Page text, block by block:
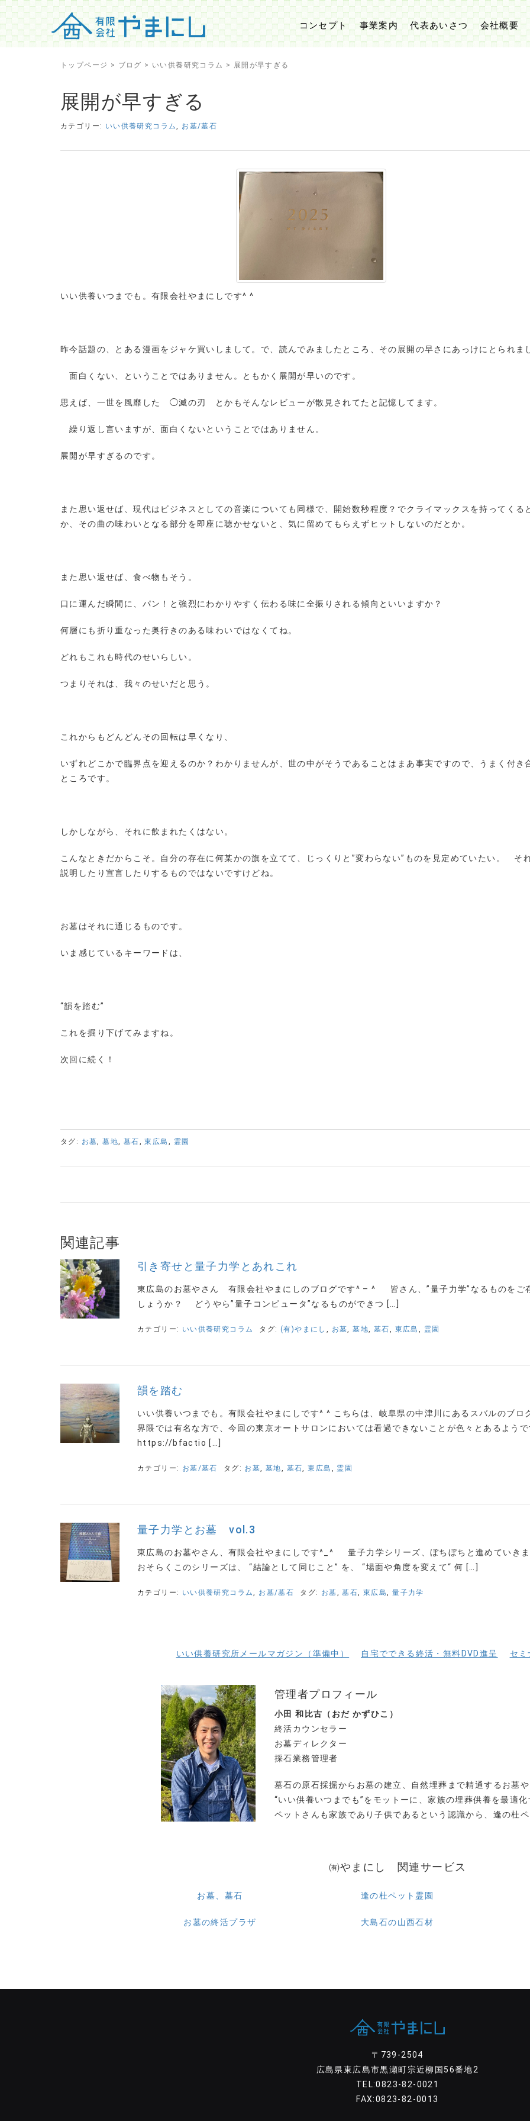
コンセプト 事業案内 代表あいさつ 会社概要
トップページ > ブログ > いい供養研究コラム > 展開が早すぎる
展開が早すぎる
カテゴリー: いい供養研究コラム, お墓/墓石
いい供養いつまでも。有限会社やまにしです^ ^
昨今話題の、とある漫画をジャケ買いしまして。で、読んでみましたところ、その展開の早さにあっけにとられま
面白くない、ということではありません。ともかく展開が早いのです。
思えば、一世を風靡した ◯滅の刃 とかもそんなレビューが散見されてたと記憶してます。
繰り返し言いますが、面白くないということではありません。
展開が早すぎるのです。
また思い返せば、現代はビジネスとしての音楽についても同様で、開始数秒程度？でクライマックスを持ってくる
か、その曲の味わいとなる部分を即座に聴かせないと、気に留めてもらえずヒットしないのだとか。
また思い返せば、食べ物もそう。
口に運んだ瞬間に、パン！と強烈にわかりやすく伝わる味に全振りされる傾向といいますか？
何層にも折り重なった奥行きのある味わいではなくてね。
どれもこれも時代のせいらしい。
つまりそれは、我々のせいだと思う。
これからもどんどんその回転は早くなり、
いずれどこかで臨界点を迎えるのか？わかりませんが、世の中がそうであることはまあ事実ですので、うまく付き
ところです。
しかしながら、それに飲まれたくはない。
こんなときだからこそ。自分の存在に何某かの旗を立てて、じっくりと”変わらない”ものを見定めていたい。 そ
説明したり宣言したりするものではないですけどね。
お墓はそれに通じるものです。
いま感じているキーワードは、
“韻を踏む”
これを掘り下げてみますね。
次回に続く！
タグ: お墓,墓地, 墓石,東広島 , 霊園
関連記事
引き寄せと量子力学とあれこれ
東広島のお墓やさん 有限会社やまにしのブログです^ – ^ 皆さん、”量子力学”なるものをご
しょうか？ どうやら”量子コンピュータ”なるものができつ […]
カテゴリー: いい供養研究コラム タグ: (有)やまにし お墓 ,墓地 墓石 東広島 霊園
韻を踏む
いい供養いつまでも。有限会社やまにしです^ ^ こちらは、岐阜県の中津川にあるスバルのブロ
界隈では有名な方で、今回の東京オートサロンにおいては看過できないことが色々とあるよう
https://bfactio […]
カテゴリー: お墓/墓石 タグ: お墓 ,墓地 墓石 ,東広島 霊園
量子力学とお墓 vol.3
東広島のお墓やさん、有限会社やまにしです^_^ 量子力学シリーズ、ぼちぼちと進めてい
おそらくこのシリーズは、 “結論として同じこと” を、 “場面や角度を変えて“ 何 […]
カテゴリー: いい供養研究コラム お墓/墓石 タグ: お墓 ,墓石 ,東広島 ,量子力学
いい供養研究所メールマガジン（準備中） 自宅でできる終活・無料DVD進呈 セ
管理者プロフィール
小田 和比古（おだ かずひこ）
終活カウンセラー
お墓ディレクター
採石業務管理者
墓石の原石採掘からお墓の建立、自然埋葬まで精通するお墓
“いい供養いつまでも”をモットーに、家族の埋葬供養を最適
ペットさんも家族であり子供であるという認識から、逢の杜
㈲やまにし 関連サービス
お墓、墓石 逢の杜ペット霊園
お墓の終活プラザ 大島石の山西石材
〒739-2504
広島県東広島市黒瀬町宗近柳国56番地2
TEL:0823-82-0021
FAX:0823-82-0013